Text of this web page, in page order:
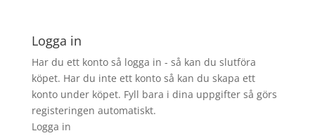
Logga in
Har du ett konto så logga in - så kan du slutföra
köpet. Har du inte ett konto så kan du skapa ett
konto under köpet. Fyll bara i dina uppgifter så görs
registeringen automatiskt.
Logga in